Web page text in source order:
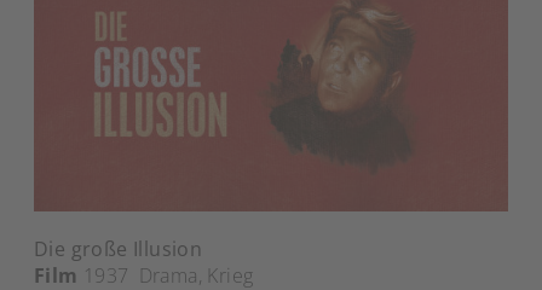
Die große Illusion
Film 1937 Drama, Krieg